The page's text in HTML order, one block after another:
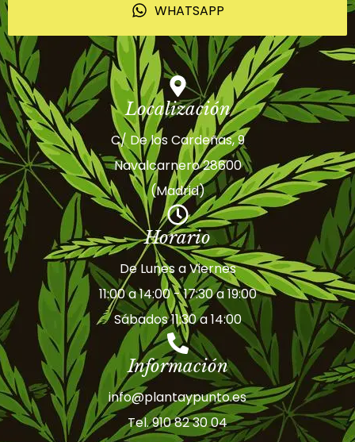
WHATSAPP
Localización
C/ De los Cardeñas, 9
Navalcarnero 28600
(Madrid)
Horario
De Lunes a Viernes
11:00 a 14:00 - 17:30 a 19:00
Sábados 11:30 a 14:00
Información
info@plantaypunto.es
Tel. 910 82 30 04